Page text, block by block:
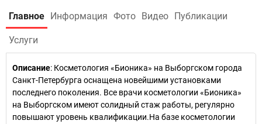
Главное Информация Фото Видео Публикации
Услуги
Описание: Косметология «Бионика» на Выборгском города
Санкт-Петербурга оснащена новейшими установками
последнего поколения. Все врачи косметологии «Бионика»
на Выборгском имеют солидный стаж работы, регулярно
повышают уровень квалификации.На базе косметологии